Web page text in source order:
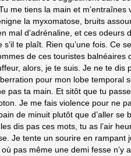
me tiens la main et m’entraînes
la myxomatose, bruits
mal d’adrénaline, et ces odeurs
s’il te plaît. Rien qu’une fois. Ce
de ces touristes balnéaires
alors, je te suis. Je ne te dis
pour mon lobe temporal
pas ta main. Et sitôt que tu
Je me fais violence pour ne
de minuit plutôt que d’aller se
dis pas ces mots, tu as l’air
Je tente un sourire en rampant
pas même une demi fesse n’y